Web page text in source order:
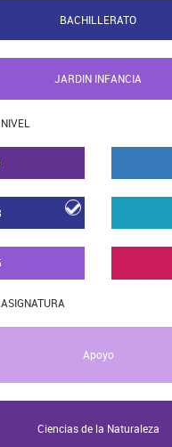
BACHILLERATO
JARDIN INFANCIA
Apoyo
Ciencias de la Naturaleza